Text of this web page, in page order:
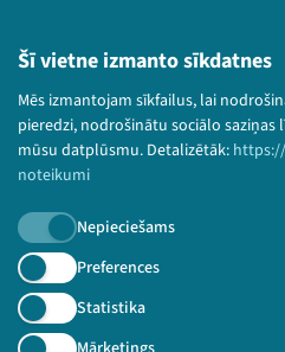
Šī vietne izmanto sīkdatnes
Mēs izmantojam sīkfailus, lai
pieredzi, nodrošinātu sociālo
mūsu datplūsmu. Detalizētāk:
noteikumi
Nepieciešams
Preferences
Statistika
Lietošanas noteikumi un
Bērnu aizsardzības politika
© 2026 Sarunu festivāls
paturētas.
Piesakies jaunumiem!
Nepalaid garām aktuālāko